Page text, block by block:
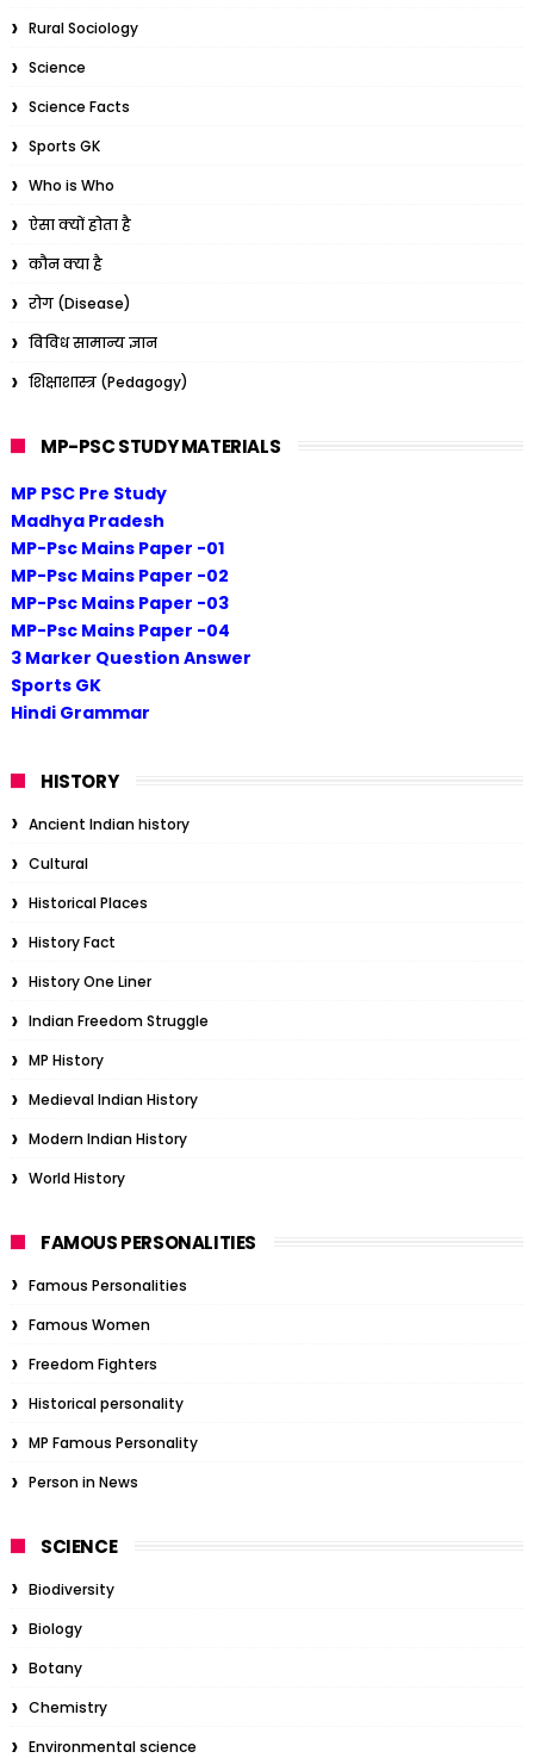
Rural Sociology
Science
Science Facts
Sports GK
Who is Who
ऐसा क्यों होता है
कौन क्या है
रोग (Disease)
विविध सामान्य ज्ञान
शिक्षाशास्त्र (Pedagogy)
MP-PSC STUDY MATERIALS
MP PSC Pre Study
Madhya Pradesh
MP-Psc Mains Paper -01
MP-Psc Mains Paper -02
MP-Psc Mains Paper -03
MP-Psc Mains Paper -04
3 Marker Question Answer
Sports GK
Hindi Grammar
HISTORY
Ancient Indian history
Cultural
Historical Places
History Fact
History One Liner
Indian Freedom Struggle
MP History
Medieval Indian History
Modern Indian History
World History
FAMOUS PERSONALITIES
Famous Personalities
Famous Women
Freedom Fighters
Historical personality
MP Famous Personality
Person in News
SCIENCE
Biodiversity
Biology
Botany
Chemistry
Environmental science